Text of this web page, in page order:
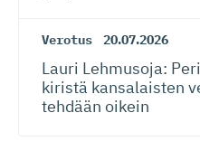
Verotus 20.07.2026
Lauri Lehmusoja:
kiristä kansalaisten
tehdään oikein